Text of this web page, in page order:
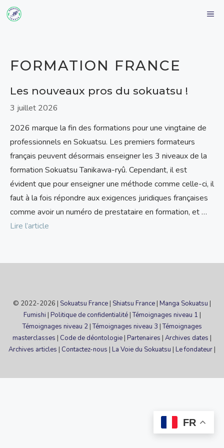
Aller
au
FORMATION FRANCE
Les nouveaux pros du sokuatsu !
3 juillet 2026
2026 marque la fin des formations pour une vingtaine de
professionnels en Sokuatsu. Les premiers formateurs
français peuvent désormais enseigner les 3 niveaux de la
formation Sokuatsu Tanikawa-ryû. Cependant, il est
évident que pour enseigner une méthode comme celle-ci, il
faut à la fois répondre aux exigences juridiques françaises
comme avoir un numéro de prestataire en formation, et …
Lire l’article
© 2022-2026 | Sokuatsu France Shiatsu France Manga Sokuatsu
Fumishi Politique de confidentialité|Témoignages niveau 1
Témoignages niveau 2|Témoignages niveau 3 |Témoignages
masterclasses
Code de déontologie Partenaires Archives dates
Archives articles
Contactez-nous La Voie du Sokuatsu Le fondateur
FR